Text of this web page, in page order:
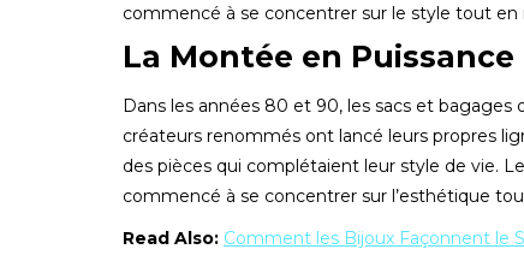
commencé à se concentrer sur le style tout
La Montée en
Dans les années 80 et 90, les sacs et
créateurs renommés ont lancé leurs propres
des pièces qui complétaient leur style de vie.
commencé à se concentrer sur l’esthétique
Read Also: Comment les Bijoux Façonnent le